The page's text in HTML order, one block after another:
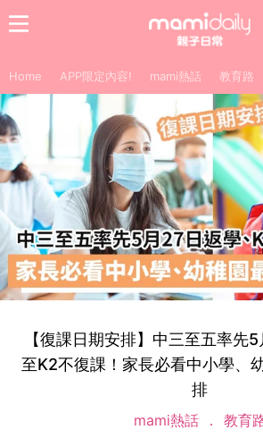
Home APP限定內容! mami熱話 教育路
【復課日期安排】中三至五率先
至K2不復課！家長必看中小學、
排
mami熱話 教育